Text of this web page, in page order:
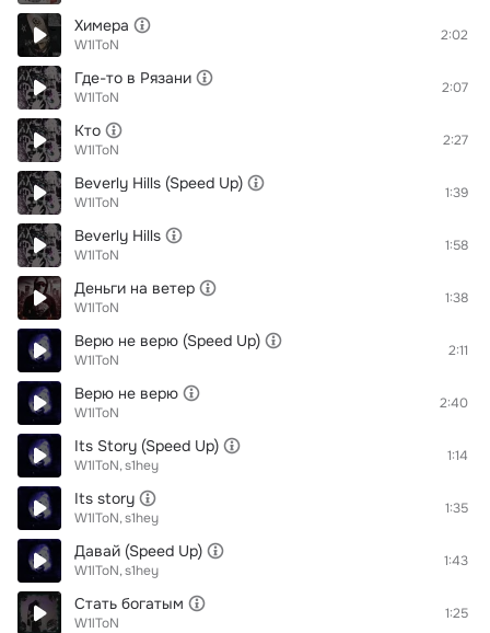
Химера
W1lToN
2:02
Где-то в Рязани
W1lToN
2:07
Кто
W1lToN
2:27
Beverly Hills (Speed Up)
W1lToN
1:39
Beverly Hills
W1lToN
1:58
Деньги на ветер
W1lToN
1:38
Верю не верю (Speed Up)
W1lToN
2:11
Верю не верю
W1lToN
2:40
Its Story (Speed Up)
W1lToN s1hey
1:14
Its story
W1lToN s1hey
1:35
Давай (Speed Up)
W1lToN s1hey
1:43
Стать богатым
W1lToN
1:25